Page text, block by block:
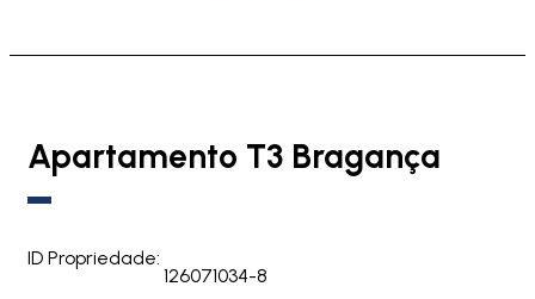
Apartamento T3 Bragança
ID Propriedade:
126071034-8